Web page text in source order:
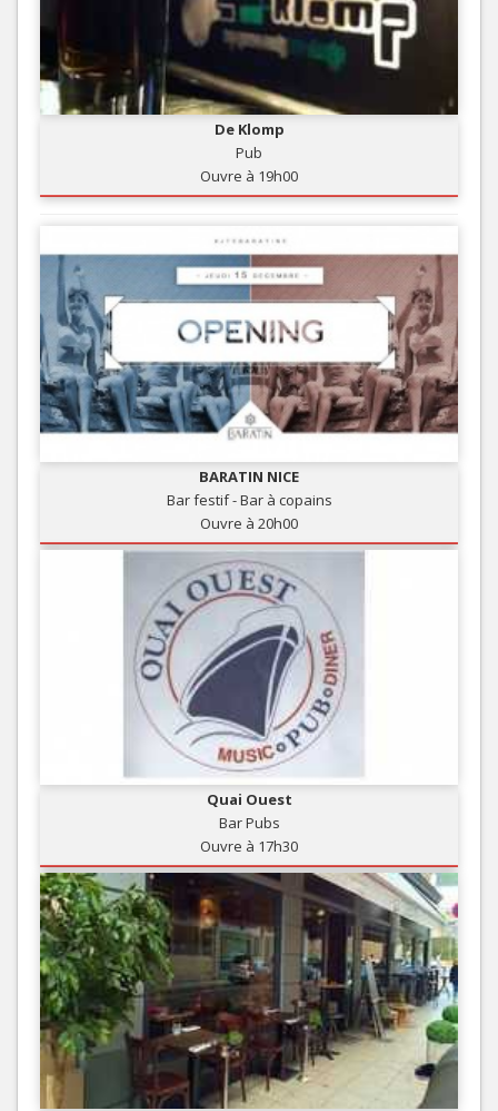
De Klomp
Pub
Ouvre à 19h00
BARATIN NICE
Bar festif - Bar à copains
Ouvre à 20h00
Quai Ouest
Bar Pubs
Ouvre à 17h30